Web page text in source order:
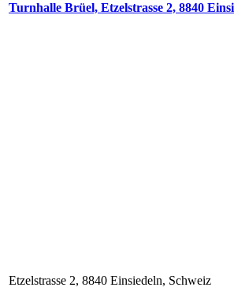
Turnhalle Brüel, Etzelstrasse 2, 8840
Etzelstrasse 2, 8840 Einsiedeln, Schweiz